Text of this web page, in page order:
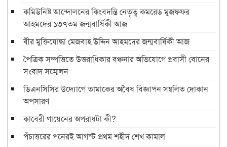
কমিউনিষ্ট আন্দোলনের কিংবদন্তি নেতৃত্ব কমরেড মুজফ্ফর
আহমদের ১৩৭তম জন্মবার্ষিকী আজ
বীর মুক্তিযোদ্ধা মেজবাহ উদ্দিন আহমদের জন্মবার্ষিকী আজ
পৈত্রিক সম্পত্তিতে উত্তরাধিকার বঞ্চনার অভিযোগে প্রবাসী বোনের
সংবাদ সম্মেলন
ডিএনসিসির উদ্যোগে তামাকের অবৈধ বিজ্ঞাপন সম্বলিত দোকান
অপসারণ
কাবেরী গায়েনের অপরাধটা কী?
পঁচাত্তরের পনেরই আগস্ট প্রথম শহীদ শেখ কামাল